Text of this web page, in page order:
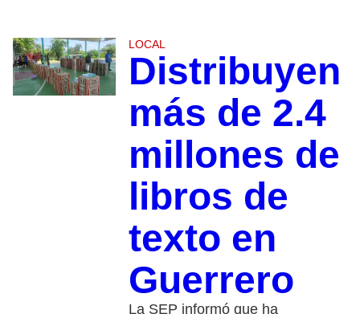
LOCAL
Distribuyen
más de 2.4
millones de
libros de
texto en
Guerrero
La SEP informó que ha